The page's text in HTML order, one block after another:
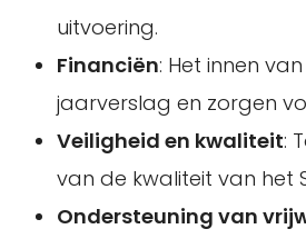
uitvoering.
Financiën: Het innen
jaarverslag en zorgen
Veiligheid en kwaliteit:
van de kwaliteit van het
Ondersteuning van